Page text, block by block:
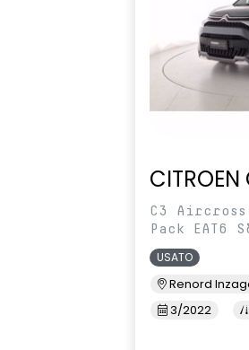
C3
Pack EAT6
USATO
Renord
3/2022